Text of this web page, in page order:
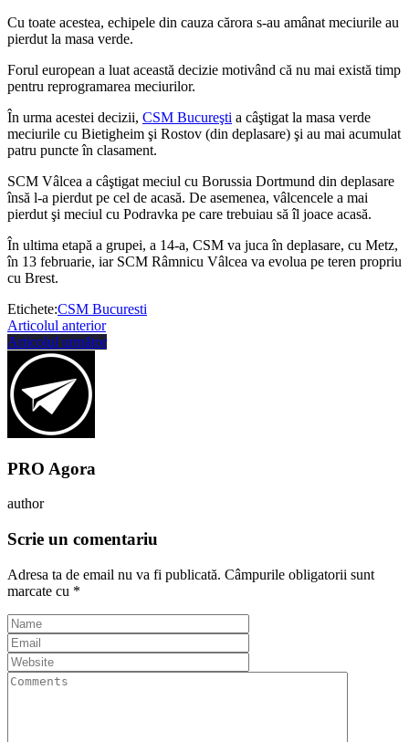
Cu toate acestea, echipele din cauza cărora s-au amânat meciurile au
pierdut la masa verde.
Forul european a luat această decizie motivând că nu mai există timp
pentru reprogramarea meciurilor.
În urma acestei decizii, CSM Bucureşti a câştigat la masa verde
meciurile cu Bietigheim şi Rostov (din deplasare) şi au mai acumulat
patru puncte în clasament.
SCM Vâlcea a câştigat meciul cu Borussia Dortmund din deplasare
însă l-a pierdut pe cel de acasă. De asemenea, vâlcencele a mai
pierdut şi meciul cu Podravka pe care trebuiau să îl joace acasă.
În ultima etapă a grupei, a 14-a, CSM va juca în deplasare, cu Metz,
în 13 februarie, iar SCM Râmnicu Vâlcea va evolua pe teren propriu
cu Brest.
Etichete:CSM Bucuresti
Articolul anterior
Articolul următor
PRO Agora
author
Scrie un comentariu
Adresa ta de email nu va fi publicată. Câmpurile obligatorii sunt
marcate cu *